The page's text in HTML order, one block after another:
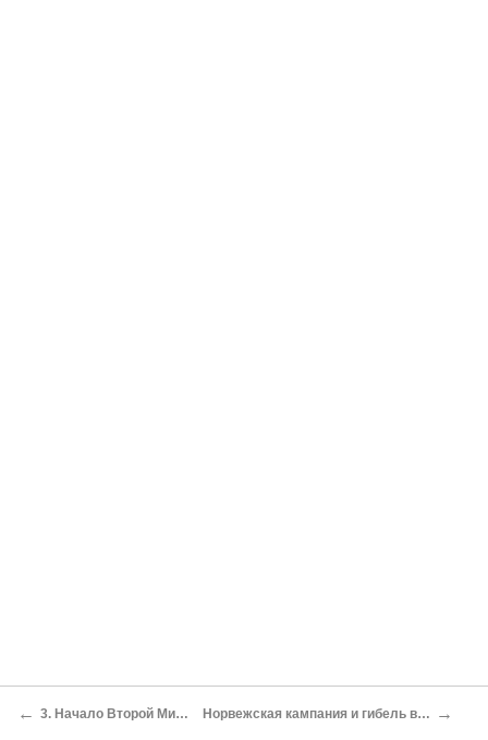
← 3. Начало Второй Мировой войны Норвежская кампания и гибель второго авианосца →